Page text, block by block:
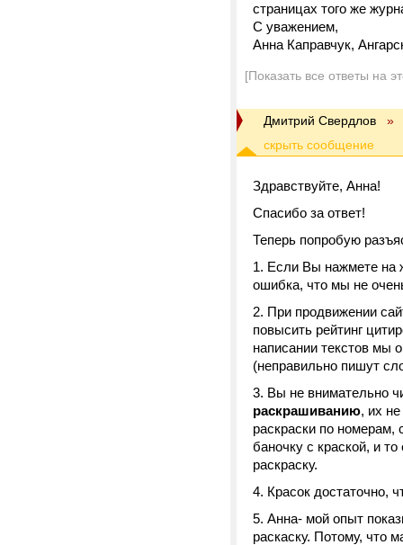
страницах того же
С уважением,
Анна Каправчук,
[Показать все ответы на
Дмитрий Свердлов »
Здравствуйте, Анна!
Спасибо за ответ!
Теперь попробую
1. Если Вы нажмете на
ошибка, что мы не
2. При продвижении
повысить рейтинг
написании текстов мы
(неправильно пишут
3. Вы не внимательно
раскрашиванию, их
раскраски по номерам,
баночку с краской, и
раскраску.
4. Красок достаточно,
5. Анна- мой опыт
раскаску. Потому, что